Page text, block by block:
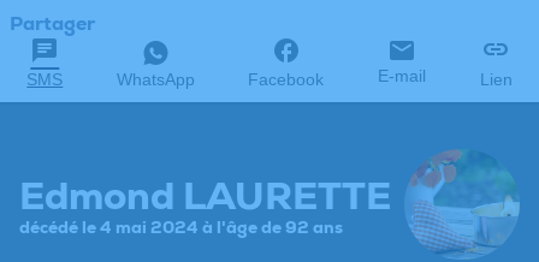
Partager
SMS WhatsApp Facebook E-mail Lien
Edmond LAURETTE
décédé le 4 mai 2024 à l'âge de 92 ans